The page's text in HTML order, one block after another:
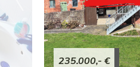
235.000,- €